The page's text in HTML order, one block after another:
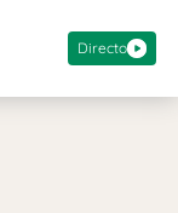
Directo